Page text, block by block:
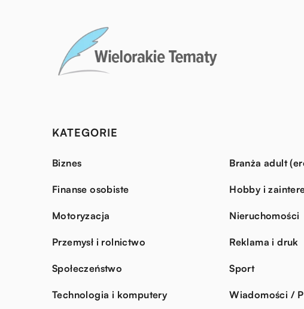
KATEGORIE
Biznes Branża adult
Finanse osobiste Hobby i
Motoryzacja Nieruchomości
Przemysł i rolnictwo Reklama i druk
Społeczeństwo Sport
Technologia i komputery Wiadomości /